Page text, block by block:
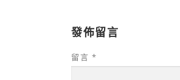
發佈留言
留言 *